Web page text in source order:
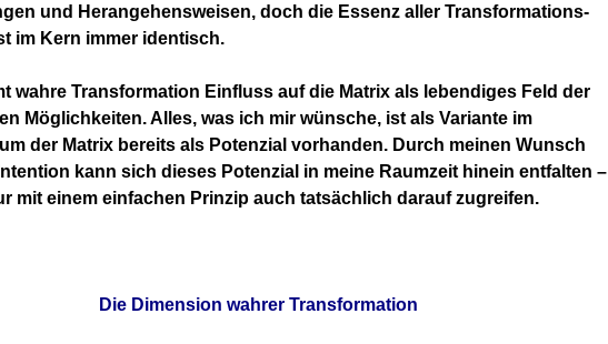
und Herangehensweisen, doch die Essenz aller Transformations-
im Kern immer identisch.
wahre Transformation Einfluss auf die Matrix als lebendiges Feld der
Möglichkeiten. Alles, was ich mir wünsche, ist als Variante im
der Matrix bereits als Potenzial vorhanden. Durch meinen Wunsch
kann sich dieses Potenzial in meine Raumzeit hinein entfalten –
mit einem einfachen Prinzip auch tatsächlich darauf zugreifen.
Die Dimension wahrer Transformation